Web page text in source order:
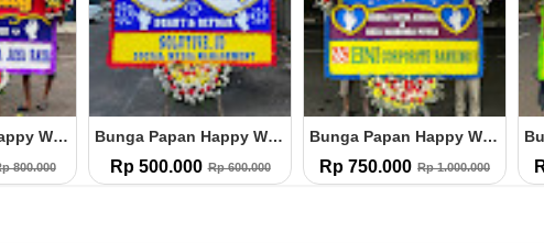
Bunga Papan Happy Wedding (HW.24)
Rp 500.000 Rp 600.000
Bunga Papan Happy Wedding (HW.23)
Rp 750.000 Rp 1.000.000 Rp 750.000